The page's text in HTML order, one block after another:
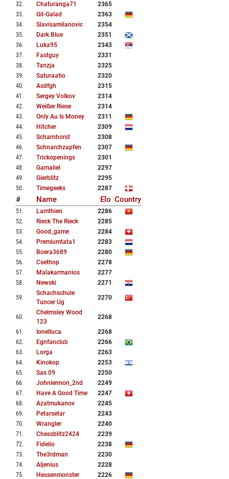
32. Chaturanga71
2365
33. Gil-Galad
2363
34. Slavisamilanovic
2354
35. Dark Blue
2351
36. Luka95
2343
37. Fastguy
2331
38. Tanzja
2325
39. Saturaatio
2320
40. Asdfgh
2315
41 . Sergey Volkov
2314
42. Weißer Riese
2314
43. Only Au Is Money
2311
44. Hitcher
2309
45. Scharnhorst
2308
46. Schnarchzapfen
2307
47. Trickopenings
2301
48. Gamaliel
2297
49. Gierblitz
2295
50. Timegeeks 2287
# Name Elo Country
51 . Lamthien
2286
52. Rieck The Rieck
2285
53. Good_game
2284
54. Premiumtata1
2283
55. Boera3689
2280
56. Csethop
2278
57. Malakarmanios
2277
58. Newski 2271
59.
Schachschule
Tuncer Ug
2270
60.
Chelmsley Wood
123
2268
61 . Ionelluca
2268
62. Egnfanclub
2266
63. Lorga
2263
64. Kinokop
2253
65. Sas 09
2250
66. Johnlennon_2nd
2249
67. Have A Good Time
2247
68. Azatmukanov
2245
69. Petarsetar
2243
70. Wrangler
2240
71 . Chessblitz2424
2239
72. Fidelio
2238
73. The3rdman
2230
74. Aljenius
2228
75. Hessenmonster
2226